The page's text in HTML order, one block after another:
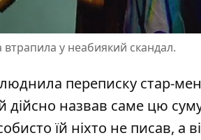
втрапила у неабиякий скандал.
переписку стар-
назвав саме цю
їй ніхто не писав, а